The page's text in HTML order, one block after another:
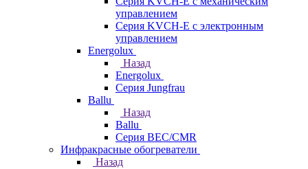
управлением
Серия KVCH-E с электронным
управлением
Energolux
Назад
Energolux
Серия Jungfrau
Ballu
Назад
Ballu
Серия BEC/CMR
Инфракрасные обогреватели
Назад